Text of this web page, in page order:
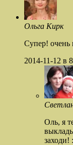
Ольга Кирк
Супер! очень
2014-11-12 в
Оль, я
заходи!